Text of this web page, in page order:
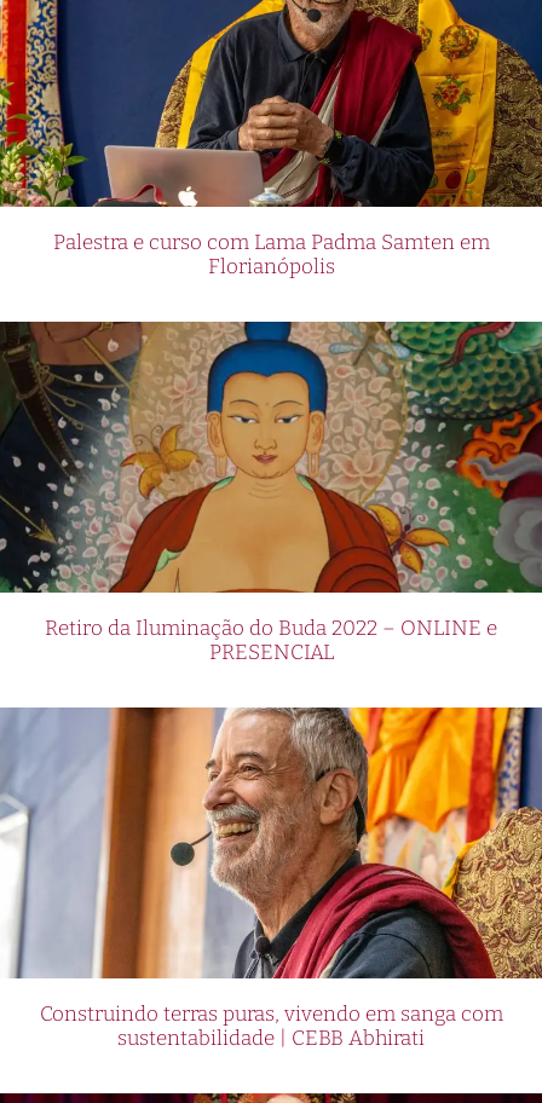
Palestra e curso com Lama Padma Samten em
Florianópolis
Retiro da Iluminação do Buda 2022 – ONLINE e
PRESENCIAL
Construindo terras puras, vivendo em sanga com
sustentabilidade | CEBB Abhirati